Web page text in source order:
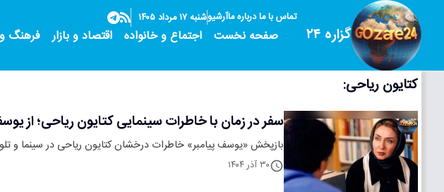
گزاره ۲۴
تماس با مادرباره ماآرشیوشنبه ۱۷ مرداد ۱۴۰۵
صفحه نخست اجتماع و خانواده اقتصاد و بازار فرهنگ
کتایون ریاحی:
سفر در زمان با خاطرات سینمایی کتایون ریاحی؛ از
بازپخش «یوسف پیامبر» خاطرات درخشان کتایون ریاحی در سینما و
۳۰ آذر ۱۴۰۴